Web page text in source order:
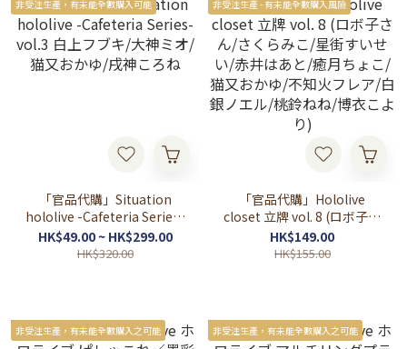
非受注生產，有未能全數購入可能
「官品代購」Situation
hololive -Cafeteria Series-
vol.3 白上フブキ/大神ミオ/
猫又おかゆ/戌神ころね
HK$49.00 ~ HK$299.00
HK$320.00
非受注生產 - 有未能全數購入風險
「官品代購」Hololive
closet 立牌 vol. 8 (ロボ子さ
ん/さくらみこ/星街すいせ
い/赤井はあと/癒月ちょこ/
HK$149.00
HK$155.00
非受注生產，有未能全數購入之可能 非受注生產，有未能全數購入之可能